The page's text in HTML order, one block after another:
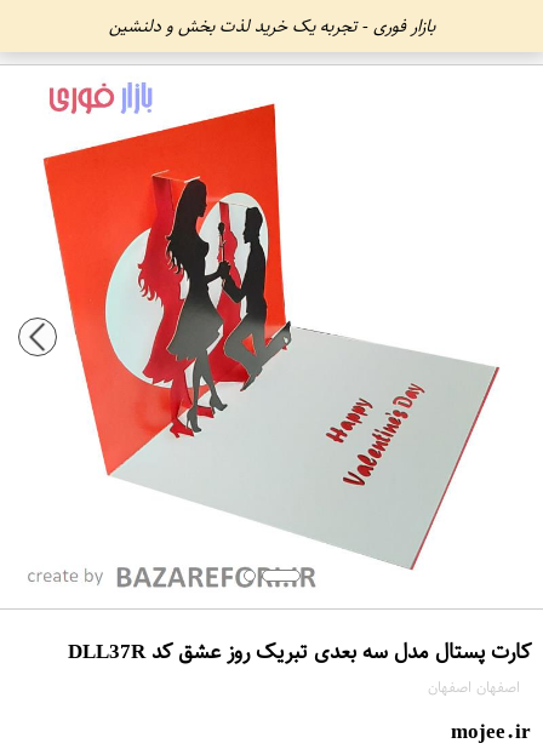
بازار فوری - تجربه یک خرید لذت بخش و دلنشین
کارت پستال مدل سه بعدی تبریک روز عشق کد DLL37R
اصفهان اصفهان
mojee.ir